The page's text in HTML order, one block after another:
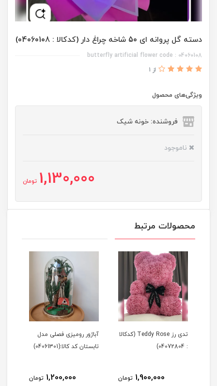
دسته گل پروانه ای 50 شاخه چراغ دار (کدکالا : 04060108)
butterfly artificial flower code : 04060108
از 1
ویژگی‌های محصول
فروشنده: خونه شیک
ناموجود
1,130,000 تومان
محصولات مرتبط
تدی رز Teddy Rose (کدکالا
: 04072804)
1,900,000 تومان
آباژور رومیزی فصلی مدل
تابستان کد کالا:(04061301)
1,200,000 تومان